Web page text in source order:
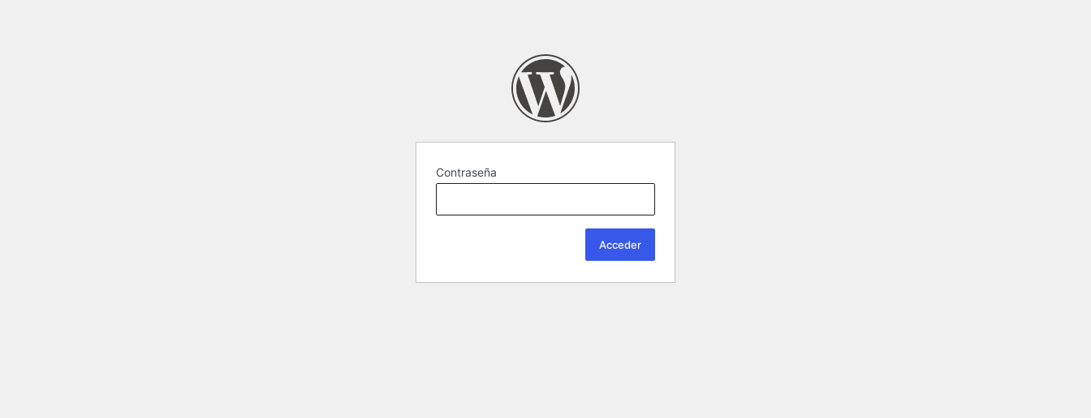
Contraseña